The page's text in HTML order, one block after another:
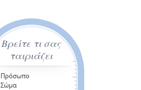
Βρείτε τι σας
ταιριάζει
Πρόσωπο
Σώμα